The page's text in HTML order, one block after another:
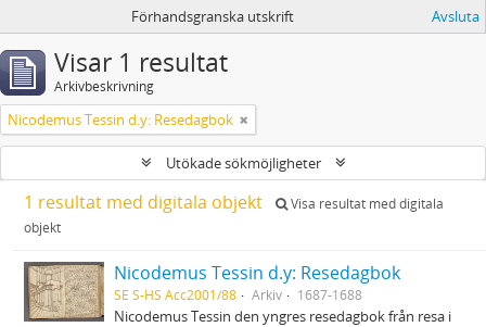
Förhandsgranska utskrift Avsluta
Visar 1 resultat
Arkivbeskrivning
Nicodemus Tessin d.y: Resedagbok
Utökade sökmöjligheter
1 resultat med digitala objekt
Visa resultat med digitala
objekt
Nicodemus Tessin d.y: Resedagbok
SE S-HS Acc2001/88 Arkiv 1687-1688
Nicodemus Tessin den yngres resedagbok från resa i